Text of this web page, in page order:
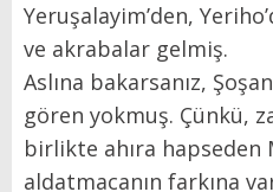
Yeruşalayim’den,
ve akrabalar gelmiş.
Aslına bakarsanız,
gören yokmuş. Çünkü,
birlikte ahıra hapseden
aldatmacanın farkına